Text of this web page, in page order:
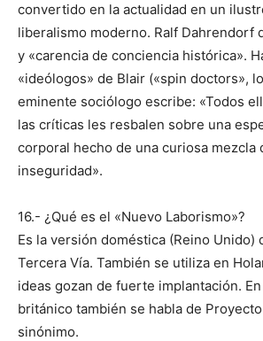
convertido en la actualidad en un
liberalismo moderno. Ralf Dahrendorf
y «carencia de conciencia histórica».
«ideólogos» de Blair («spin doctors»,
eminente sociólogo escribe: «Todos
las críticas les resbalen sobre una
corporal hecho de una curiosa mezcla
inseguridad».
16.- ¿Qué es el «Nuevo Laborismo»?
Es la versión doméstica (Reino Unido)
Tercera Vía. También se utiliza en
ideas gozan de fuerte implantación.
británico también se habla de
sinónimo.